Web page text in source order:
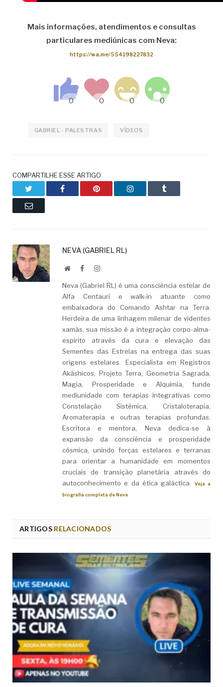
Mais informações, atendimentos e consultas
particulares mediúnicas com Neva:
https://wa.me/554198227832
GABRIEL - PALESTRAS VÍDEOS
COMPARTILHE ESSE ARTIGO
Facebook Pinterest LinkedIn Tumblr
Email
NEVA (GABRIEL RL)
WebsiteFacebookLinkedIn
Neva (Gabriel RL) é uma consciência estelar de
Alfa Centauri e walk-in atuante como
embaixadora do Comando Ashtar na Terra.
Herdeira de uma linhagem milenar de videntes
xamãs, sua missão é a integração corpo-alma-
espírito através da cura e elevação das
Sementes das Estrelas na entrega das suas
origens estelares. Especialista em Registros
Akáshicos, Projeto Terra, Geometria Sagrada,
Magia, Prosperidade e Alquimia, funde
mediunidade com terapias integrativas como
Constelação Sistêmica, Cristaloterapia,
Aromaterapia e outras terapias profundas.
Escritora e mentora, Neva dedica-se à
expansão da consciência e prosperidade
cósmica, unindo forças estelares e terranas
para orientar a humanidade em momentos
cruciais de transição planetária através do
autoconhecimento e da ética galáctica.
Veja a
biografia completa de Neva
ARTIGOSRELACIONADOS